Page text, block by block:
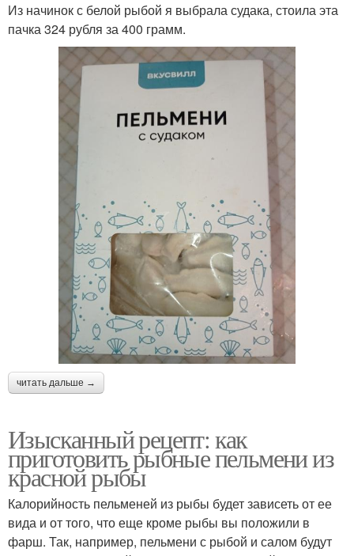
Из начинок с белой рыбой я выбрала судака, стоила эта
пачка 324 рубля за 400 грамм.
читать дальше →
Изысканный рецепт: как
приготовить рыбные пельмени из
красной рыбы
Калорийность пельменей из рыбы будет зависеть от ее
вида и от того, что еще кроме рыбы вы положили в
фарш. Так, например, пельмени с рыбой и салом будут